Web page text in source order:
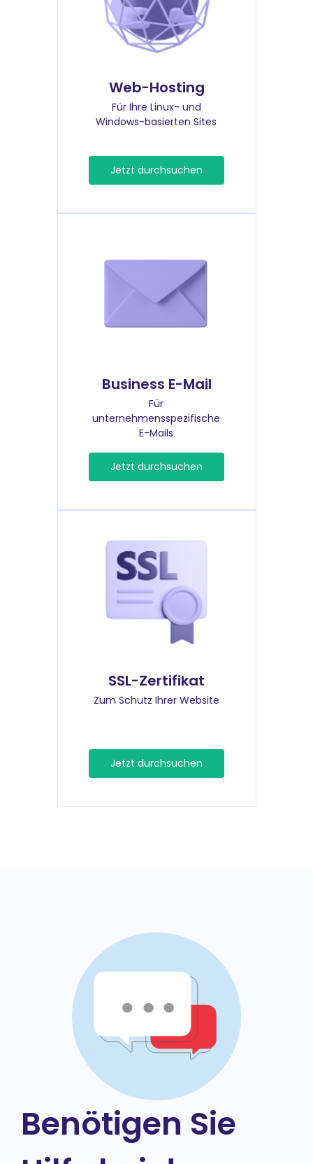
Web-Hosting
Für Ihre Linux- und
Windows-basierten Sites
Jetzt durchsuchen
Business E-Mail
Für
unternehmensspezifische
E-Mails
Jetzt durchsuchen
SSL-Zertifikat
Zum Schutz Ihrer Website
Jetzt durchsuchen
Benötigen Sie